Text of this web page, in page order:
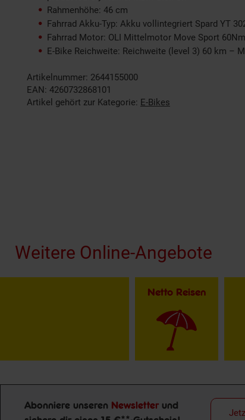
Rahmenhöhe: 46 cm
Fahrrad Akku-Typ: Akku vollintegriert Spard YT
Fahrrad Motor: OLI Mittelmotor Move Sport 60Nm
E-Bike Reichweite: Reichweite (level 3) 60 km –
Artikelnummer: 2644155000
EAN: 4260732868101
Artikel gehört zur Kategorie: E-Bikes
Weitere Online-Angebote
Netto Reisen
Abonniere unseren Newsletter und